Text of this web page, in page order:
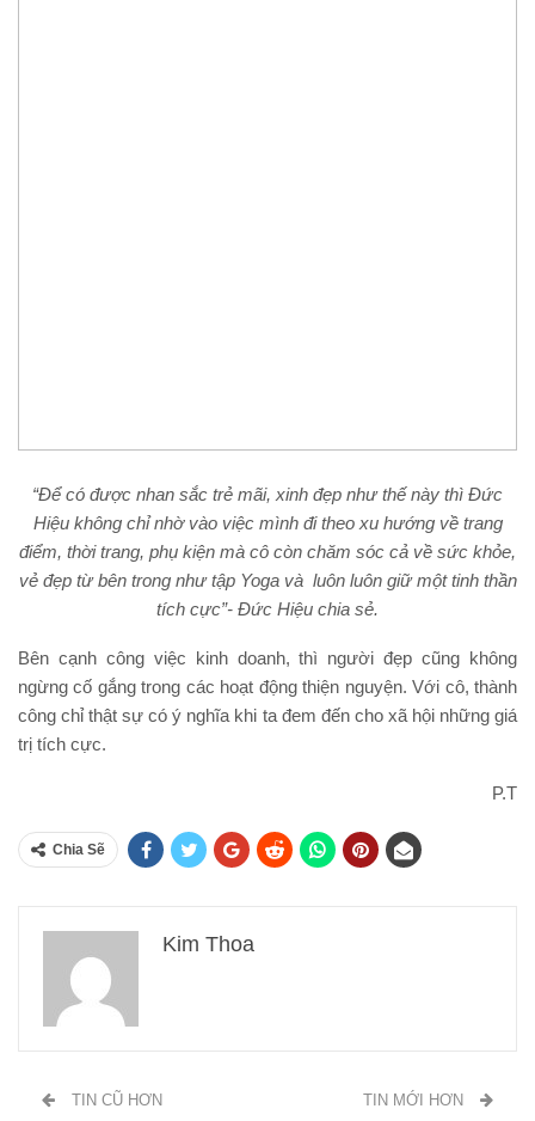
“Để có được nhan sắc trẻ mãi, xinh đẹp như thế này thì Đức
Hiệu không chỉ nhờ vào việc mình đi theo xu hướng về trang
điểm, thời trang, phụ kiện mà cô còn chăm sóc cả về sức khỏe,
vẻ đẹp từ bên trong như tập Yoga và luôn luôn giữ một tinh thần
tích cực”- Đức Hiệu chia sẻ.
Bên cạnh công việc kinh doanh, thì người đẹp cũng không
ngừng cố gắng trong các hoạt động thiện nguyện. Với cô, thành
công chỉ thật sự có ý nghĩa khi ta đem đến cho xã hội những giá
trị tích cực.
P.T
Chia Sẽ
Kim Thoa
TIN CŨ HƠN TIN MỚI HƠN